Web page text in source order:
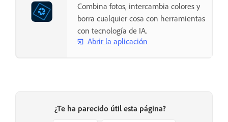
Combina fotos, intercambia colores y
borra cualquier cosa con herramientas
con tecnología de IA.
Abrir la aplicación
¿Te ha parecido útil esta página?